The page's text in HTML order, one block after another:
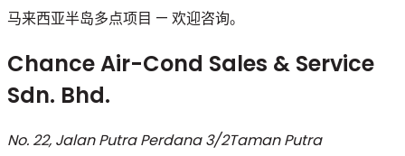
马来西亚半岛多点项目 — 欢迎咨询。
Chance Air-Cond Sales & Service
Sdn. Bhd.
No. 22, Jalan Putra Perdana 3/2Taman Putra